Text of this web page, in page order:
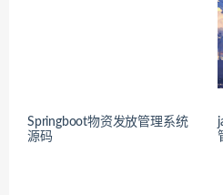
Springboot物资发放管理系统
源码